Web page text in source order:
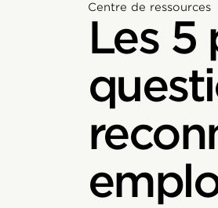
Centre de ressources
Les 5